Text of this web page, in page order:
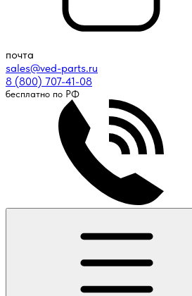
почта
sales@ved-parts.ru
8 (800) 707-41-08
бесплатно по РФ